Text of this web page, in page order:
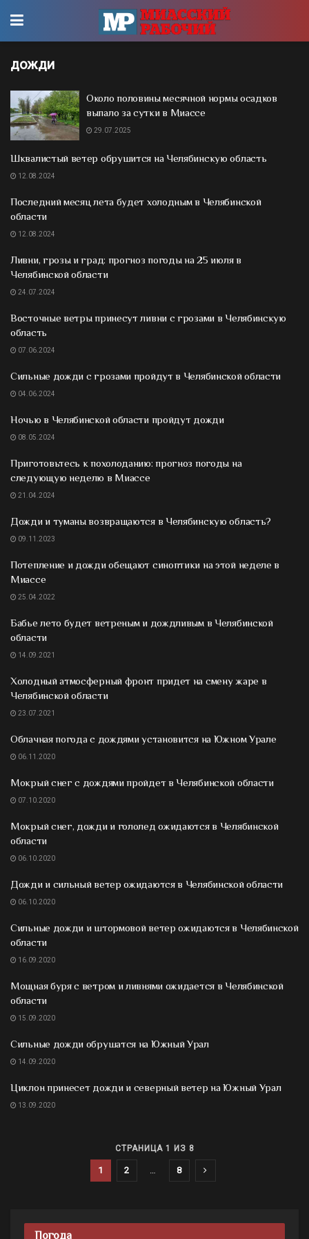
дожди
Около половины месячной нормы осадков
выпало за сутки в Миассе
29.07.2025
Шквалистый ветер обрушится на Челябинскую область
12.08.2024
Последний месяц лета будет холодным в Челябинской
области
12.08.2024
Ливни, грозы и град: прогноз погоды на 25 июля в
Челябинской области
24.07.2024
Восточные ветры принесут ливни с грозами в Челябинскую
область
07.06.2024
Сильные дожди с грозами пройдут в Челябинской области
04.06.2024
Ночью в Челябинской области пройдут дожди
08.05.2024
Приготовьтесь к похолоданию: прогноз погоды на
следующую неделю в Миассе
21.04.2024
Дожди и туманы возвращаются в Челябинскую область?
09.11.2023
Потепление и дожди обещают синоптики на этой неделе в
Миассе
25.04.2022
Бабье лето будет ветреным и дождливым в Челябинской
области
14.09.2021
Холодный атмосферный фронт придет на смену жаре в
Челябинской области
23.07.2021
Облачная погода с дождями установится на Южном Урале
06.11.2020
Мокрый снег с дождями пройдет в Челябинской области
07.10.2020
Мокрый снег, дожди и гололед ожидаются в Челябинской
области
06.10.2020
Дожди и сильный ветер ожидаются в Челябинской области
06.10.2020
Сильные дожди и штормовой ветер ожидаются в Челябинской
области
16.09.2020
Мощная буря с ветром и ливнями ожидается в Челябинской
области
15.09.2020
Сильные дожди обрушатся на Южный Урал
14.09.2020
Циклон принесет дожди и северный ветер на Южный Урал
13.09.2020
СТРАНИЦА 1 ИЗ 8
1 2 8
Погода